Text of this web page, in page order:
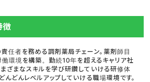
徴
任者を務める調剤薬局チェーン。薬剤師目
働環境を構築。勤続10年を超えるキャリア社
ざまなスキルを学び研鑽していける研修体
んどんレベルアップしていける職場環境です。